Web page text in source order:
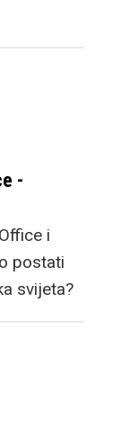
puno veći
tako
prvu manji
Ultra
je gotovo iste
croppanje
fullscreen
i
-
i
postati
svijeta?